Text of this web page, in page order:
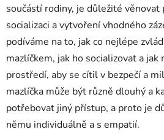
součástí rodiny, je důležité věnovat
socializaci a vytvoření vhodného
podíváme na to, jak co nejlépe
mazlíčkem, jak ho socializovat a
prostředí, aby se cítil v bezpečí a
mazlíčka může být různě dlouhý a
potřebovat jiný přístup, a proto je
němu individuálně a s empatií.